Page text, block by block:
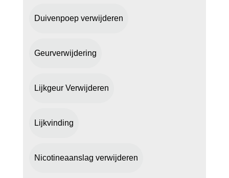
Duivenpoep verwijderen
Geurverwijdering
Lijkgeur Verwijderen
Lijkvinding
Nicotineaanslag verwijderen